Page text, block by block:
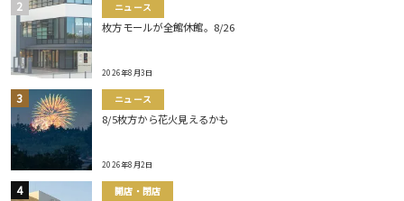
ニュース
枚方モールが全館休館。8/26
2026年8月3日
ニュース
8/5枚方から花火見えるかも
2026年8月2日
開店・閉店